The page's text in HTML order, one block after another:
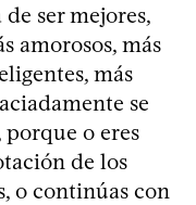
ser mejores,
amorosos, más
más
se
o eres
de los
o continúas con